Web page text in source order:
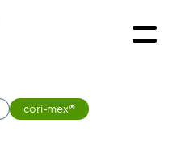
cori-mex®